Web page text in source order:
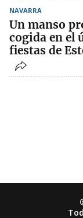
NAVARRA
Un manso
cogida en el
fiestas de